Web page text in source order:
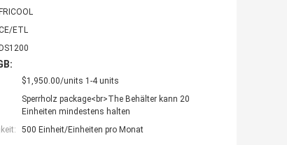
FRICOOL
ETL
DS1200
$1,950.00/units 1-4 units
Sperrholz package<br>The Behälter kann 20
Einheiten mindestens halten
500 Einheit/Einheiten pro Monat